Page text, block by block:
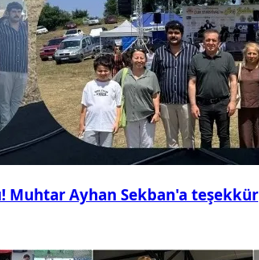
Muhtar Ayhan Sekban'a teşekkür